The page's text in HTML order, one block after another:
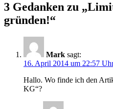
3 Gedanken zu
gründen!“
Mark sagt:
16. April 2014 um 22:57
Hallo. Wo finde ich den
KG“?